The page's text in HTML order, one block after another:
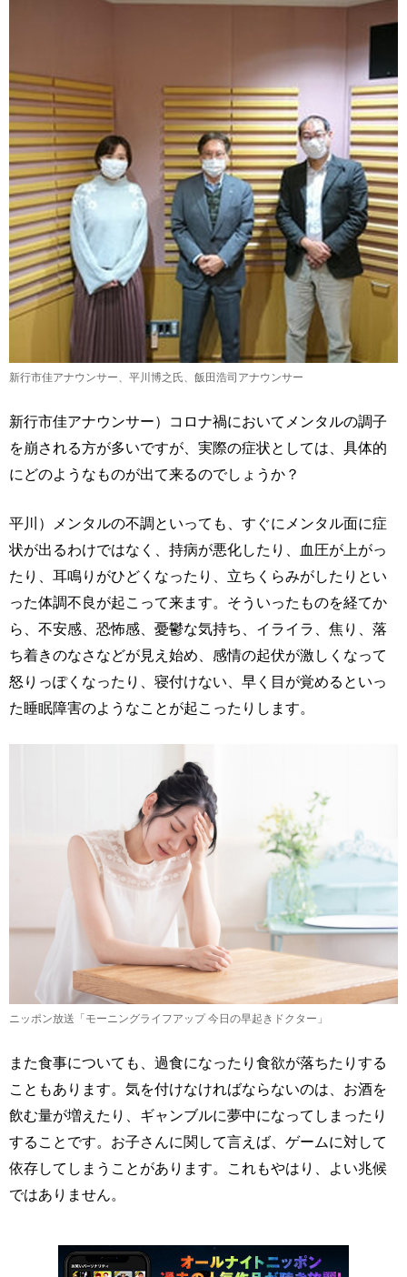
新行市佳アナウンサー、平川博之氏、飯田浩司アナウンサー
新行市佳アナウンサー）コロナ禍においてメンタルの調子
を崩される方が多いですが、実際の症状としては、具体的
にどのようなものが出て来るのでしょうか？
平川）メンタルの不調といっても、すぐにメンタル面に症
状が出るわけではなく、持病が悪化したり、血圧が上がっ
たり、耳鳴りがひどくなったり、立ちくらみがしたりとい
った体調不良が起こって来ます。そういったものを経てか
ら、不安感、恐怖感、憂鬱な気持ち、イライラ、焦り、落
ち着きのなさなどが見え始め、感情の起伏が激しくなって
怒りっぽくなったり、寝付けない、早く目が覚めるといっ
た睡眠障害のようなことが起こったりします。
ニッポン放送「モーニングライフアップ 今日の早起きドクター」
また食事についても、過食になったり食欲が落ちたりする
こともあります。気を付けなければならないのは、お酒を
飲む量が増えたり、ギャンブルに夢中になってしまったり
することです。お子さんに関して言えば、ゲームに対して
依存してしまうことがあります。これもやはり、よい兆候
ではありません。